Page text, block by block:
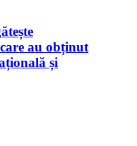
au obținut
și